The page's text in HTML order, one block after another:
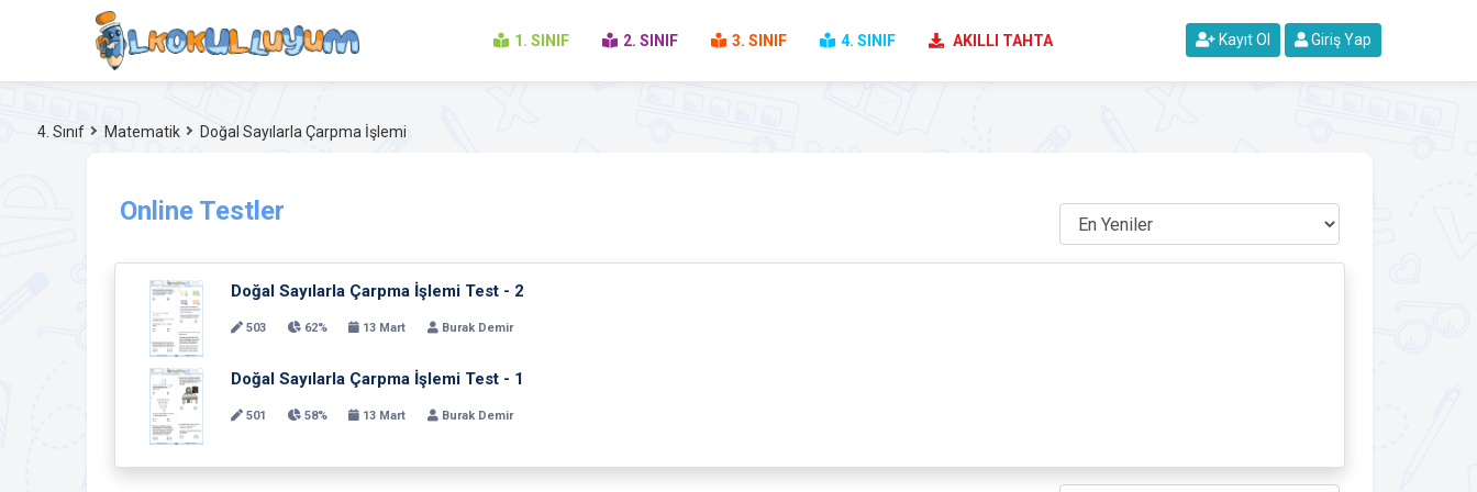
1. SINIF 2. SINIF 3. SINIF 4. SINIF AKILLI TAHTA Kayıt Ol Giriş Yap
4. Sınıf Matematik Doğal Sayılarla Çarpma İşlemi
Online Testler
Doğal Sayılarla Çarpma İşlemi Test - 2
503 62% 13 Mart Burak Demir
Doğal Sayılarla Çarpma İşlemi Test - 1
501 58% 13 Mart Burak Demir